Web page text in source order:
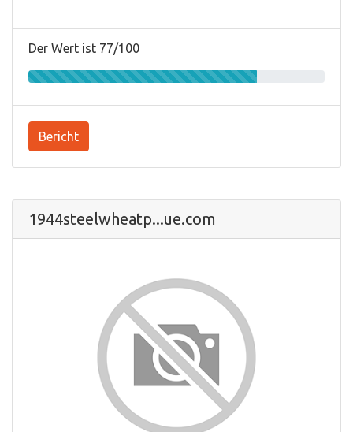
Der Wert ist 77/100
Bericht
1944steelwheatp...ue.com